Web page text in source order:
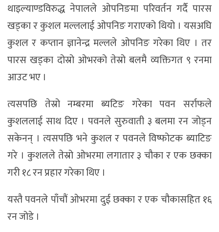
थाइल्याण्डविरुद्ध नेपालले ओपनिङमा परिवर्तन गर्दै पारस
खड्का र कुशल मल्ललाई ओपनिङ गराएको थियो । यसअघि
कुशल र कप्तान ज्ञानेन्द्र मल्लले ओपनिङ गरेका थिए । तर
पारस खड्का दोस्रो ओभरको तेस्रो बलमै व्यक्तिगत ९ रनमा
आउट भए ।
त्यसपछि तेस्रो नम्बरमा ब्यटिङ गरेका पवन सर्राफले
कुशललाई साथ दिए । पवनले सुरुवाती ३ बलमा रन जोड्न
सकेनन् । त्यसपछि भने कुशल र पवनले विष्फोटक ब्याटिङ
गरे । कुशलले तेस्रो ओभरमा लगातार ३ चौका र एक छक्का
गरी १८ रन प्रहार गरेका थिए ।
यस्तै पवनले पाँचौं ओभरमा दुई छक्का र एक चौकासहित १६
रन जोडे ।